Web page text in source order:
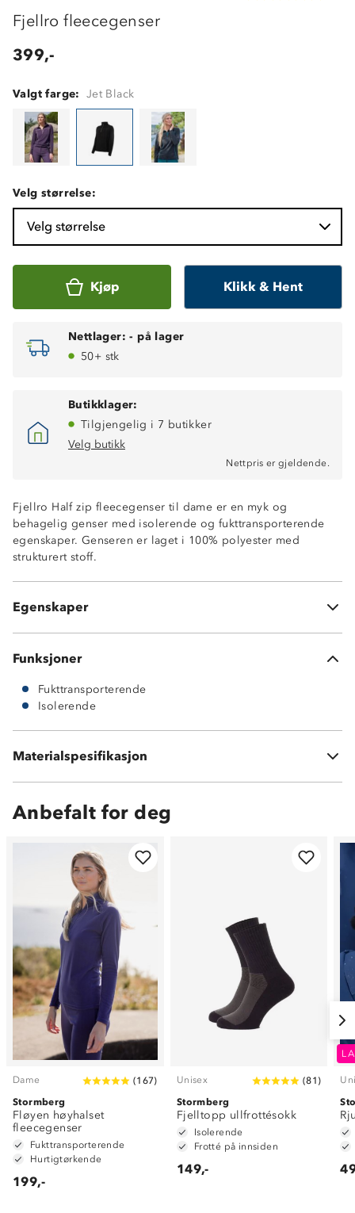
Fjellro fleecegenser
399,-
Valgt farge: Jet Black
Velg størrelse:
Velg størrelse
Kjøp Klikk & Hent
Nettlager: - på lager
50+ stk
Butikklager:
Tilgjengelig i 7 butikker
Velg butikk
Nettpris er gjeldende.
Fjellro Half zip fleecegenser til dame er en myk og
behagelig genser med isolerende og fukttransporterende
egenskaper. Genseren er laget i 100% polyester med
strukturert stoff.
Egenskaper
Isolerende
Fukttransporterende
OekoTex Standard 100
Funksjoner
Fukttransporterende
Isolerende
Materialspesifikasjon
100 % polyester
Anbefalt for deg
Dame (167)
Stormberg
Fløyen høyhalset
fleecegenser
Fukttransporterende
Hurtigtørkende
199,-
Unisex (81 )
Stormberg
Fjelltopp ullfrottésokk
Isolerende
Frotté på innsiden
149,-